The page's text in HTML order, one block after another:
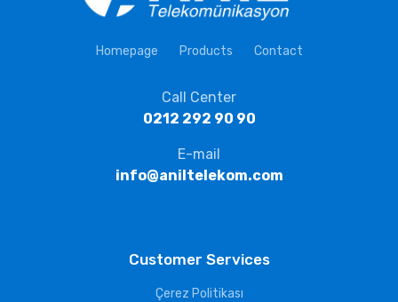
Homepage Products Contact
Call Center
0212 292 90 90
E-mail
info@aniltelekom.com
Customer Services
Çerez Politikası